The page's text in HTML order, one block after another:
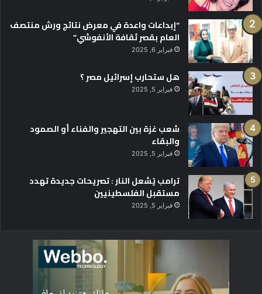
“إبداعات واعدة في معرض نتائج ورش منتصف
العام بقصر ثقافة الأنفوشي”
فبراير 6, 2025
هل ستحارب إسرائيل مصر ؟
فبراير 5, 2025
شعب غزة بين التهجير والفناء أو الصمود
والبقاء
فبراير 5, 2025
ترامب يُشعل النار : تصريحات جديدة تهدد
مستقبل الفلسطينيين
فبراير 5, 2025